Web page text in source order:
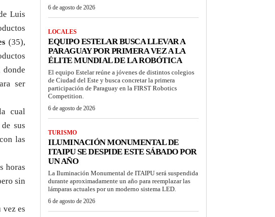
Luis
(35),
donde
ser
cual
sus
las
horas
sin
vez es
6 de agosto de 2026
LOCALES
EQUIPO ESTELAR BUSCA LLEVAR A
PARAGUAY POR PRIMERA VEZ A LA
ÉLITE MUNDIAL DE LA ROBÓTICA
El equipo Estelar reúne a jóvenes de distintos colegios
de Ciudad del Este y busca concretar la primera
participación de Paraguay en la FIRST Robotics
Competition.
6 de agosto de 2026
TURISMO
ILUMINACIÓN MONUMENTAL DE
ITAIPU SE DESPIDE ESTE SÁBADO POR
UN AÑO
La Iluminación Monumental de ITAIPU será suspendida
durante aproximadamente un año para reemplazar las
lámparas actuales por un moderno sistema LED.
6 de agosto de 2026